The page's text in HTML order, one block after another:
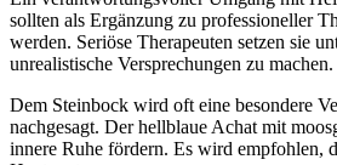
sollten als Ergänzung zu professioneller
werden. Seriöse Therapeuten setzen sie
unrealistische Versprechungen zu machen.
Dem Steinbock wird oft eine besondere
nachgesagt. Der hellblaue Achat mit
innere Ruhe fördern. Es wird empfohlen,